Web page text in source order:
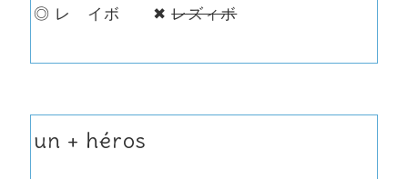
◎ レ イボ ✖︎レズィボ
un + héros